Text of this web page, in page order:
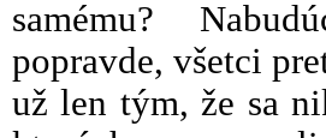
samému?
popravde, všetci
už len tým, že sa